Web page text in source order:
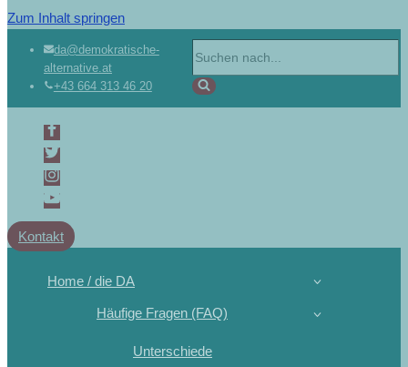
Zum Inhalt springen
da@demokratische-
alternative.at
+43 664 313 46 20
Kontakt
Home / die DA
Häufige Fragen (FAQ)
Unterschiede